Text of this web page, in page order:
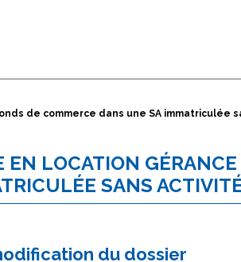
de commerce dans une SA immatriculée
EN LOCATION
SANS
du dossier